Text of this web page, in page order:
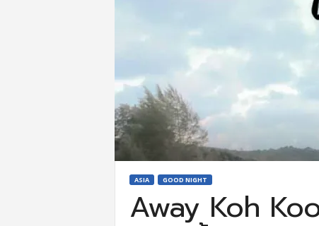
ASIA GOOD NIGHT
Away Koh